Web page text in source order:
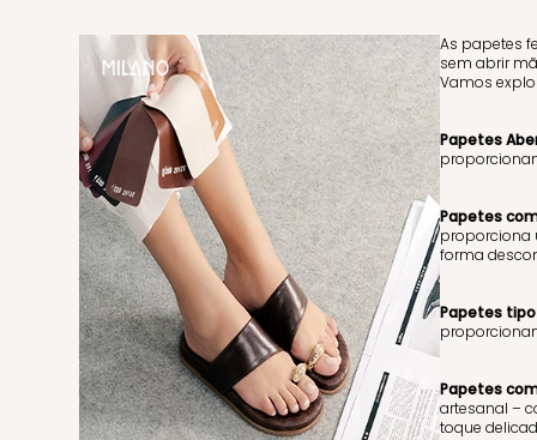
As papetes
sem abrir
Vamos
Papetes
Papetes
proporciona
forma
Papetes
Papetes
artesanal –
toque